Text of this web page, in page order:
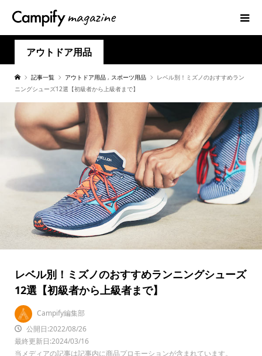
アウトドア用品
記事一覧 アウトドア用品 , スポーツ用品
レベル別！ミズノのおすすめラン
ニングシューズ12選【初級者から上級者まで】
レベル別！ミズノのおすすめランニングシューズ
12選【初級者から上級者まで】
Campify編集部
公開日:2022/08/26
最終更新日:2024/03/16
当メディアの記事は記事内に商品プロモーションが含まれています。